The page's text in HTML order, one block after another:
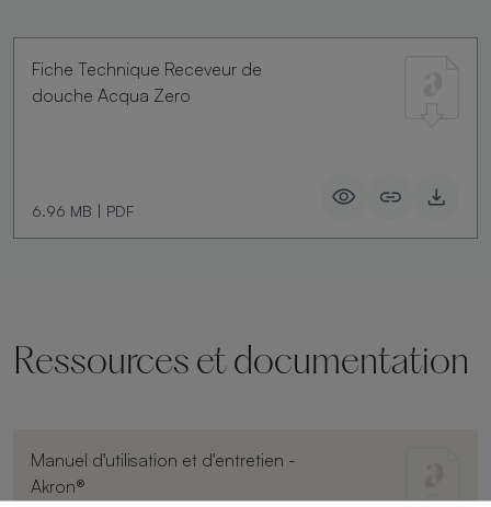
Fiche Technique Receveur de
douche Acqua Zero
6.96 MB | PDF
Ressources et documentation
Manuel d'utilisation et d'entretien -
Akron®